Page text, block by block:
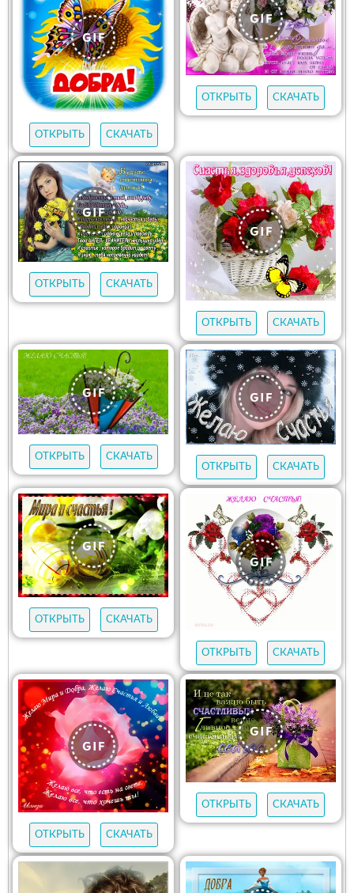
ОТКРЫТЬ СКАЧАТЬ
ОТКРЫТЬ СКАЧАТЬ
ОТКРЫТЬ СКАЧАТЬ
ОТКРЫТЬ СКАЧАТЬ
ОТКРЫТЬ
СКАЧАТЬ
ОТКРЫТЬ
СКАЧАТЬ
ОТКРЫТЬ СКАЧАТЬ
ОТКРЫТЬ СКАЧАТЬ
ОТКРЫТЬ СКАЧАТЬ
ОТКРЫТЬ СКАЧАТЬ